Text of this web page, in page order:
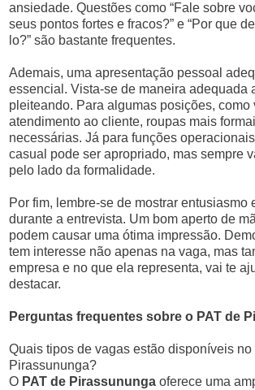
ansiedade. Questões como “Fale sobre
seus pontos fortes e fracos?” e “Por que
lo?” são bastante frequentes.
Ademais, uma apresentação pessoal
essencial. Vista-se de maneira adequada
pleiteando. Para algumas posições, como
atendimento ao cliente, roupas mais
necessárias. Já para funções
casual pode ser apropriado, mas sempre
pelo lado da formalidade.
Por fim, lembre-se de mostrar entusiasmo
durante a entrevista. Um bom aperto de
podem causar uma ótima impressão.
tem interesse não apenas na vaga, mas
empresa e no que ela representa, vai te
destacar.
Perguntas frequentes sobre o PAT de
Quais tipos de vagas estão disponíveis no
Pirassununga?
O PAT de Pirassununga oferece uma